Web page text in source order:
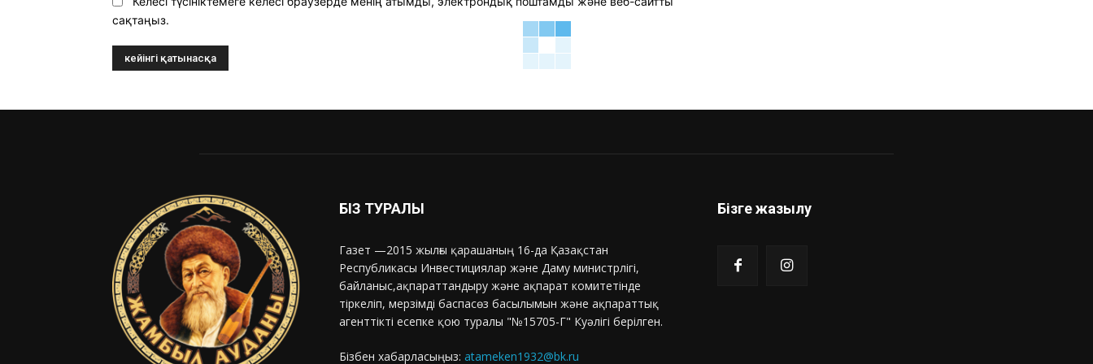
сақтаңыз.
БІЗ ТУРАЛЫ
Газет —2015 жылғы қарашаның 16-да Қазақстан
Республикасы Инвестициялар және Даму министрлігі,
байланыс,ақпараттандыру және ақпарат комитетінде
тіркеліп, мерзімді баспасөз басылымын және ақпараттық
агенттікті есепке қою туралы "№15705-Г" Куәлігі берілген.
Бізбен хабарласыңыз: atameken1932@bk.ru
Бізге жазылу